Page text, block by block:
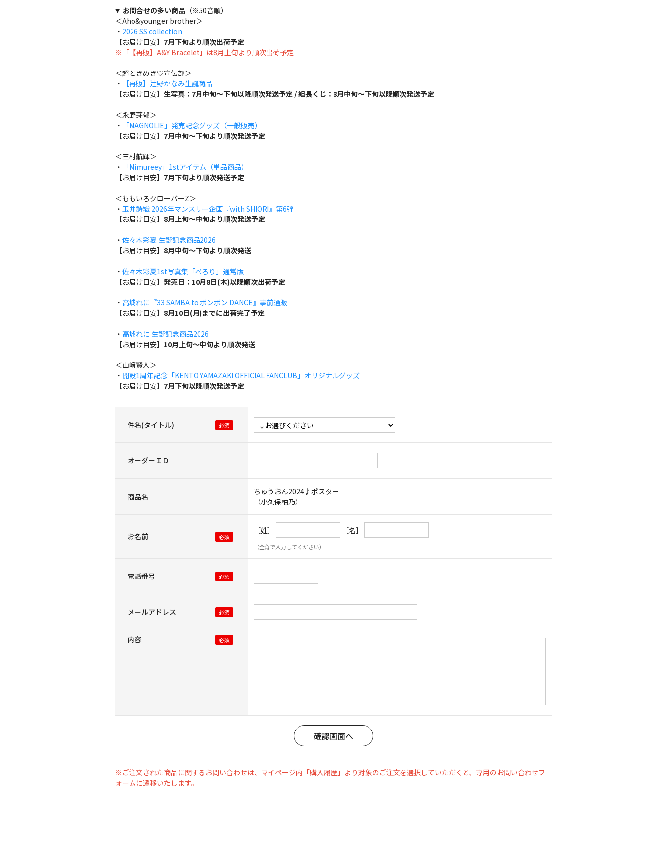
お問合せの多い商品（※50音順）
＜Aho&younger brother＞
・ 2026 SS collection
【お届け目安】 7月下旬より順次出荷予定
※「【再販】A&Y Bracelet」は8月上旬より順次出荷予定
＜超ときめき♡宣伝部＞
・
【再販】辻野かなみ生誕商品
【お届け目安】 生写真：7月中旬～下旬以降順次発送予定 / 組長くじ：8月中旬～下旬以降順次発送予定
＜永野芽郁＞
・
「MAGNOLIE」発売記念グッズ（一般販売）
【お届け目安】 7月中旬～下旬より順次発送予定
＜三村航輝＞
・
「Mimureey」1stアイテム（単品商品）
【お届け目安】 7月下旬より順次発送予定
＜ももいろクローバーZ＞
・ 玉井詩織 2026年マンスリー企画『with SHIORI』第6弾
【お届け目安】 8月上旬～中旬より順次発送予定
・ 佐々木彩夏 生誕記念商品2026
【お届け目安】 8月中旬～下旬より順次発送
・ 佐々木彩夏1st写真集「ぺろり」通常版
【お届け目安】 発売日：10月8日(木)以降順次出荷予定
・ 高城れに『33 SAMBA to ボンボン DANCE』事前通販
【お届け目安】 8月10日(月)までに出荷完了予定
・ 高城れに 生誕記念商品2026
【お届け目安】 10月上旬～中旬より順次発送
＜山﨑賢人＞
・ 開設1周年記念「KENTO YAMAZAKI OFFICIAL FANCLUB」オリジナルグッズ
【お届け目安】 7月下旬以降順次発送予定
件名(タイトル)
オーダーＩＤ
商品名
ちゅうおん2024♪ポスター
（小久保柚乃）
お名前
［姓］ ［名］
（全角で入力してください）
電話番号
メールアドレス
内容
※ご注文された商品に関するお問い合わせは、マイページ内「購入履歴」より対象のご注文を選択していただくと、専用のお問い合わせフ
ォームに遷移いたします。